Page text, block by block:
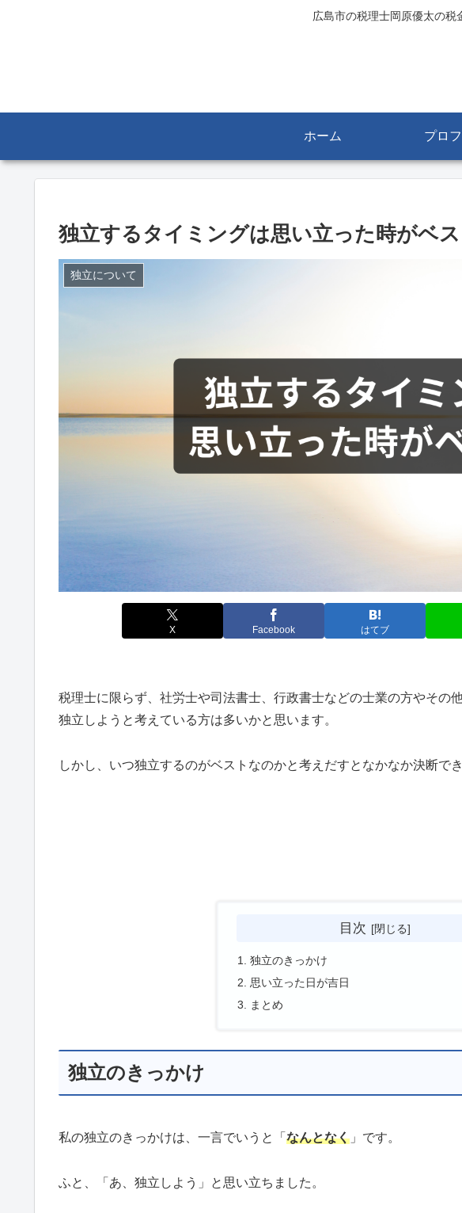
広島市の税理士岡原優太の
ホーム プロ
独立するタイミングは思い立った時がベス
独立について
X Facebook はてブ
税理士に限らず、社労士や司法書士、行政書士などの士業の方やその
独立しようと考えている方は多いかと思います。
しかし、いつ独立するのがベストなのかと考えだすとなかなか決断で
目次
独立のきっかけ
思い立った日が吉日
まとめ
独立のきっかけ
私の独立のきっかけは、一言でいうと「 なんとなく 」です。
ふと、「あ、独立しよう」と思い立ちました。